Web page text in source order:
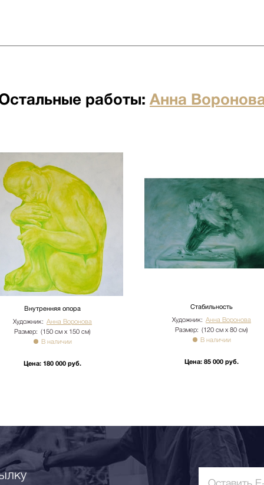
факту прихода товара на
компаниями: ПЭК,
переулок д.23 стр.1
лифта. Подъем мебели 100
Утилизация упаковки
необходимо сообщить
доставки: +7 (495) 660-36-
отдельно.
работы: Анна
Внутренняя опора
Художник: Анна Воронова
Размер: (150 см х 150 см)
В наличии
Цена: 180 000 руб.
Стабильность
Художник: Анна Воронова
Размер: (120 см х 80 см)
В наличии
Цена: 85 000 руб.